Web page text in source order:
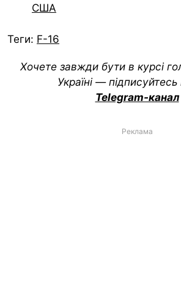
США
Теги: F-16
Хочете завжди бути в курсі
Україні —
Telegram-канал
Реклама